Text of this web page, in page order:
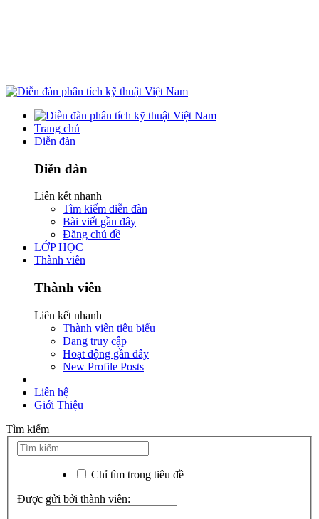
Trang chủ
Diễn đàn
Diễn đàn
Liên kết nhanh
Tìm kiếm diễn đàn
Bài viết gần đây
Đăng chủ đề
LỚP HỌC
Thành viên
Thành viên
Liên kết nhanh
Thành viên tiêu biểu
Đang truy cập
Hoạt động gần đây
New Profile Posts
Liên hệ
Giới Thiệu
Tìm kiếm
Chỉ tìm trong tiêu đề
Được gửi bởi thành viên: